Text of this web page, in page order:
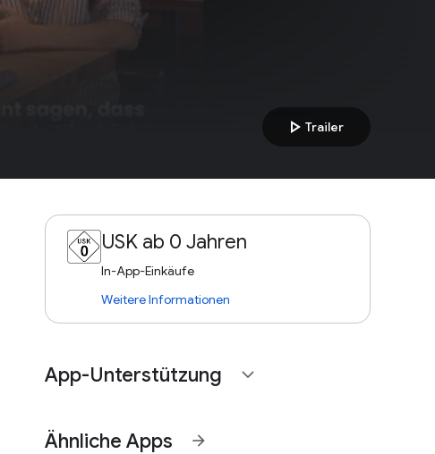
play_arrow Trailer
USK ab 0 Jahren
In-App-Einkäufe
Weitere Informationen
App-Unterstützung expand_more
Ähnliche Apps arrow_forward